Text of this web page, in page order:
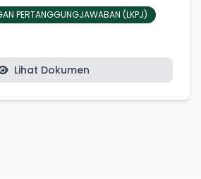
PERTANGGUNGJAWABAN (LKPJ)
Lihat Dokumen